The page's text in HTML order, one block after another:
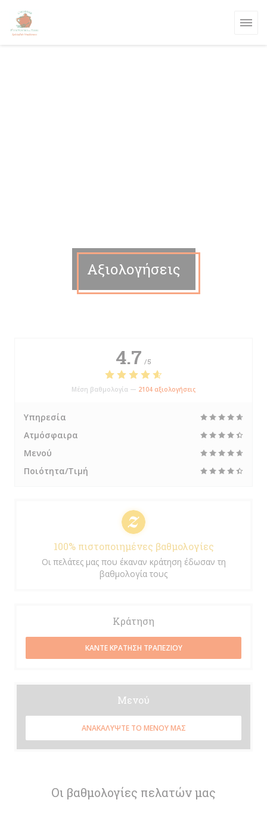
Αξιολογήσεις
Οι βαθμολογίες πελατών μας
4.7 /5
Μέση βαθμολογία — 2104 αξιολογήσεις
Υπηρεσία
Ατμόσφαιρα
Μενού
Ποιότητα/Τιμή
100% πιστοποιημένες βαθμολογίες
Οι πελάτες μας που έκαναν κράτηση έδωσαν τη
βαθμολογία τους
Κράτηση
ΚΆΝΤΕ ΚΡΆΤΗΣΗ ΤΡΑΠΕΖΙΟΎ
Μενού
ΑΝΑΚΑΛΎΨΤΕ ΤΟ ΜΕΝΟΎ ΜΑΣ